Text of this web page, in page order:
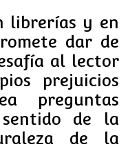
librerías y en
dar de
al lector
prejuicios
preguntas
de la
de la